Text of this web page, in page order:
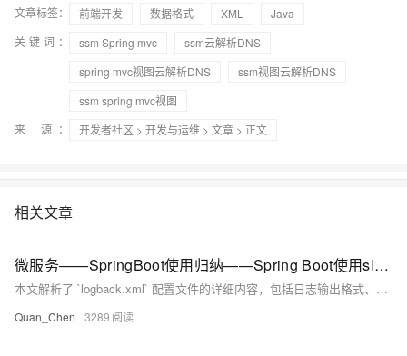
文章标签： 前端开发 数据格式 XML
Java
关键词：
ssm Spring mvc
ssm云解析DNS
spring mvc视图云解析DNS
ssm视图云解析DNS
ssm spring mvc视图
来 源：
开发者社区 > 开发与运维 > 文章 > 正文
相关文章
微服务——SpringBoot使用归纳——Spring Boot使用slf4j进行日志记录—— logback.xml 配置文件解析
本文解析了 `logback.xml` 配置文件的详细内容，包括日志输出格式、存储路径、控制台输出及日志级别等关键配置。通过定义 `LOG_PATTERN` 和 `FILE_PATH`，设置日志格式与存储路径；利用 `&lt;appender&gt;` 节点配置控制台和文件输出，支持日志滚动策略（如文件大小限制和保存时长）；最后通过 `&lt;logger&gt;` 和 `&lt;root&gt;` 定义日志级别与输出方式。此配置适用于精细化管理日志输出，满足不同场景需求。
Quan_Chen 3289